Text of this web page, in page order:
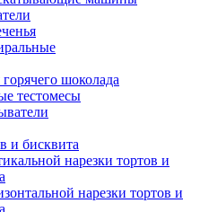
шоколада
тестомесы
и бисквита
нарезки тортов и
нарезки тортов и